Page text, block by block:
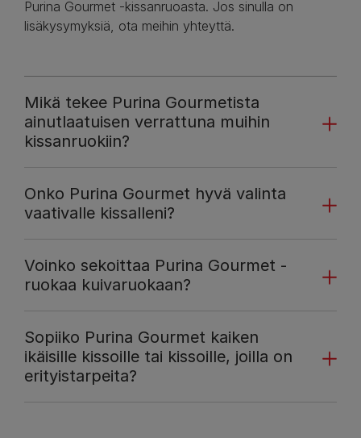
Purina Gourmet -kissanruoasta. Jos sinulla on
lisäkysymyksiä, ota meihin yhteyttä.
Mikä tekee Purina Gourmetista
ainutlaatuisen verrattuna muihin
kissanruokiin?
Onko Purina Gourmet hyvä valinta
vaativalle kissalleni?
Voinko sekoittaa Purina Gourmet -
ruokaa kuivaruokaan?
Sopiiko Purina Gourmet kaiken
ikäisille kissoille tai kissoille, joilla on
erityistarpeita?